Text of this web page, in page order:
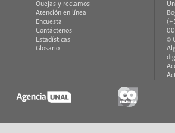
Quejas y reclamos
Atención en línea
Encuesta
Contáctenos
Estadísticas
Glosario
©